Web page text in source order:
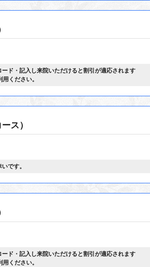
ド・記入し来院いただけると割引が適応されます
ス）
です。
ド・記入し来院いただけると割引が適応されます
ください。